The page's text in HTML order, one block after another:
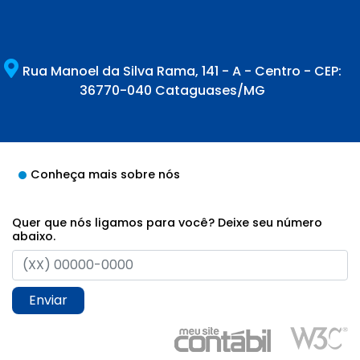
Rua Manoel da Silva Rama, 141 - A - Centro - CEP:
36770-040 Cataguases/MG
Conheça mais sobre nós
Quer que nós ligamos para você? Deixe seu número
abaixo.
Enviar